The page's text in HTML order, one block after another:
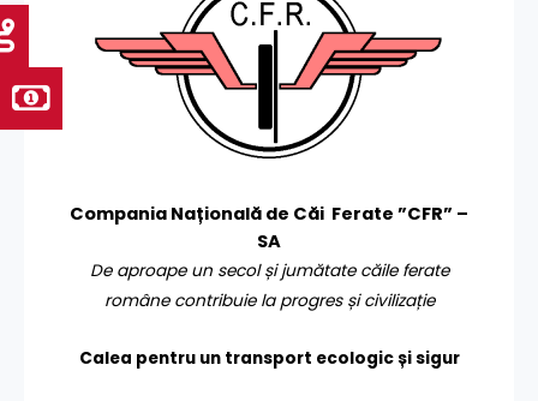
Compania Națională de Căi Ferate ”CFR” –
SA
De aproape un secol și jumătate căile ferate
române contribuie la progres și civilizație
Calea pentru un transport ecologic și sigur